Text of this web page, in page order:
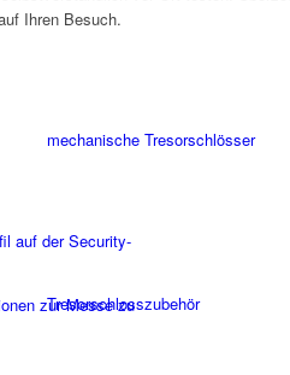
mechanische Tresorschlösser
Tresorschlosszubehör
Ihren Besuch.
auf der Security-
zur Messe zu